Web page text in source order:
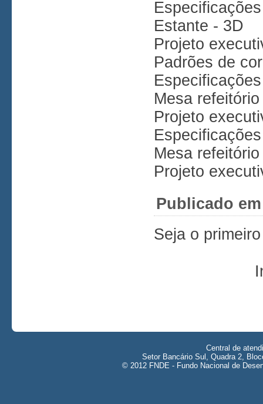
Estante - 3D
Projeto
Padrões de
Mesa
Projeto
Mesa
Projeto
Publicado em
Seja o
Central de
Setor Bancário Sul, Quadra 2,
© 2012 FNDE - Fundo Nacional de